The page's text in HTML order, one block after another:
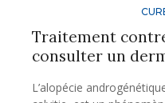
Traitement
consulter un
L’alopécie